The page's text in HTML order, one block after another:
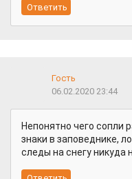
Гость
06.02.2020 23:44
Непонятно чего сопли
знаки в заповеднике,
следы на снегу никуда